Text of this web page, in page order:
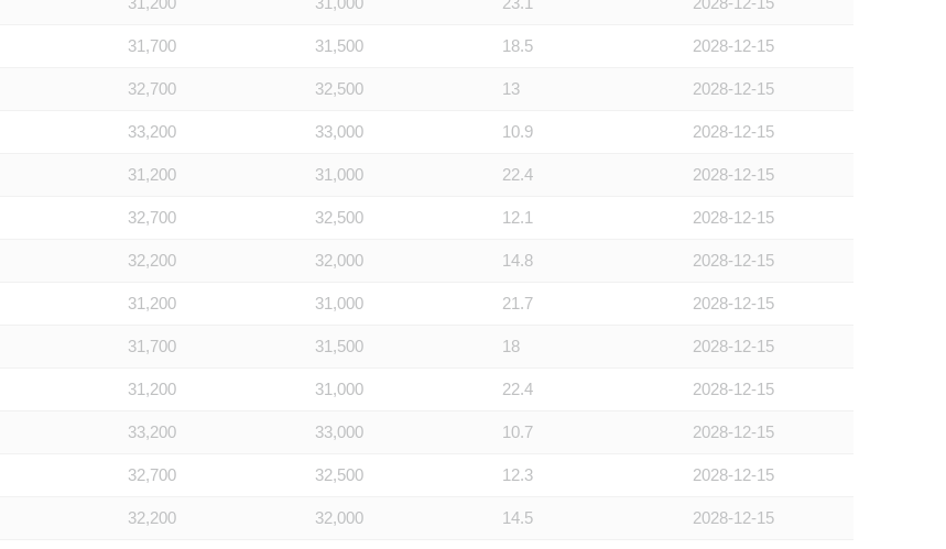
31,700 31,500 18.5 2028-12-15
32,700 32,500 13 2028-12-15
33,200 33,000 10.9 2028-12-15
31,200 31,000 22.4 2028-12-15
32,700 32,500 12.1 2028-12-15
32,200 32,000 14.8 2028-12-15
31,200 31,000 21.7 2028-12-15
31,700 31,500 18 2028-12-15
31,200 31,000 22.4 2028-12-15
33,200 33,000 10.7 2028-12-15
32,700 32,500 12.3 2028-12-15
32,200 32,000 14.5 2028-12-15